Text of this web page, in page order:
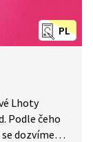
PL
Lhoty
Podle čeho
dozvíme